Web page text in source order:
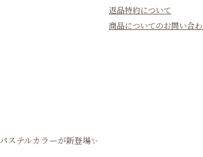
返品特約について
商品についてのお問い合
ステルカラーが新登場✨